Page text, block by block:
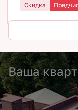
Скидка
Ваша